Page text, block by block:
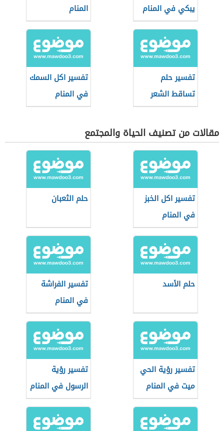
يبكي في المنام
المنام
تفسير حلم
تساقط الشعر
للمتزوجة
تفسير اكل السمك
في المنام
مقالات من تصنيف الحياة والمجتمع
تفسير اكل الخبز
في المنام
حلم الثعبان
حلم الأسد
تفسير الفراشة
في المنام
تفسير رؤية الحي
ميت في المنام
تفسير رؤية
الرسول في المنام